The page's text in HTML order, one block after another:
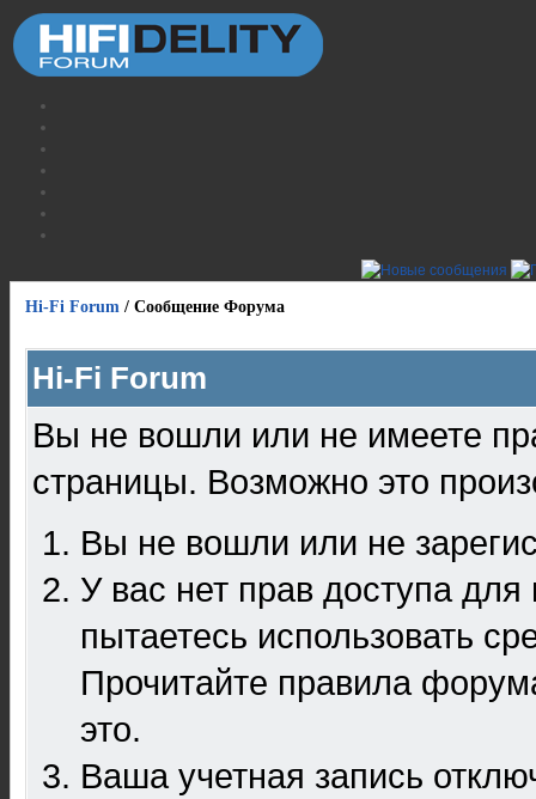
Hi-Fi Forum / Сообщение Форума
Hi-Fi Forum
Вы не вошли или не имеете
страницы. Возможно это
Вы не вошли или не
У вас нет прав доступа
пытаетесь использовать
Прочитайте правила
это.
Ваша учетная запись